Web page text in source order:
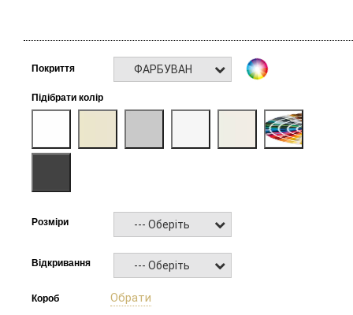
Покриття ФАРБУВАННЯ RAL NCS
Підібрати колір
Розміри --- Оберіть ---
Відкривання --- Оберіть ---
Короб Обрати